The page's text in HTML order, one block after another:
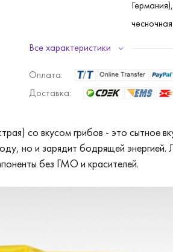
экстракт,
масло со
Суп:
порошок
порошок
Все характеристики
Оплата:
Доставка:
со вкусом грибов - это сытное
но и зарядит бодрящей
без ГМО и красителей.